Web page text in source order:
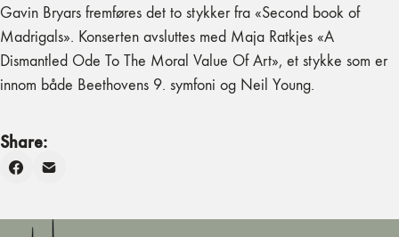
Gavin Bryars fremføres det to stykker fra «Second book of
Madrigals». Konserten avsluttes med Maja Ratkjes «A
Dismantled Ode To The Moral Value Of Art», et stykke som er
innom både Beethovens 9. symfoni og Neil Young.
Share: